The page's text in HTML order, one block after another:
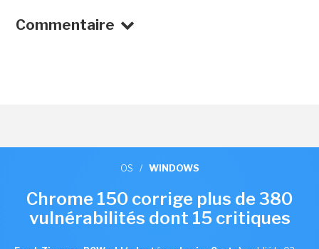
Commentaire
OS / WINDOWS
Chrome 150 corrige plus de 380
vulnérabilités dont 15 critiques